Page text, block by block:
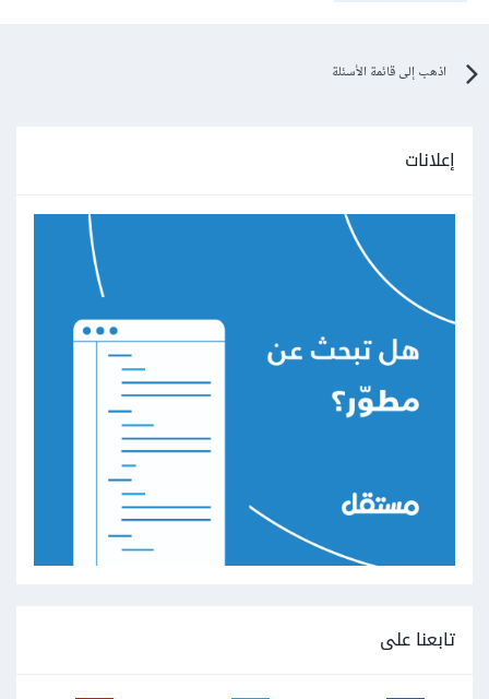
اذهب إلى قائمة الأسئلة
إعلانات
تابعنا على